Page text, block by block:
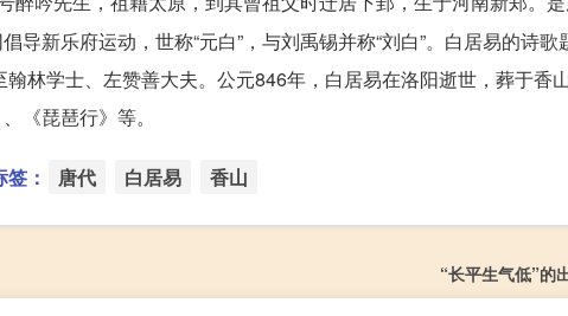
新乐府运动，世称“元白”，与刘禹锡并称“刘白”。白居易的诗歌
翰林学士、左赞善大夫。公元846年，白居易在洛阳逝世，葬于香
《琵琶行》等。
： 唐代 白居易 香山
“长平生气低”的